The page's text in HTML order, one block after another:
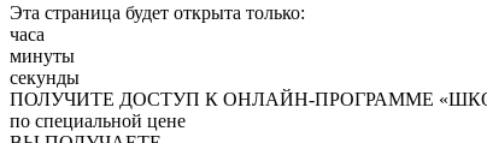
Эта страница будет открыта только:
часа
минуты
секунды
ПОЛУЧИТЕ ДОСТУП К ОНЛАЙН-ПРОГРАММЕ
по специальной цене